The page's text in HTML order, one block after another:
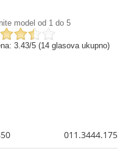
model od 1 do 5
3.43/5 (14 glasova ukupno)
011.3444.175